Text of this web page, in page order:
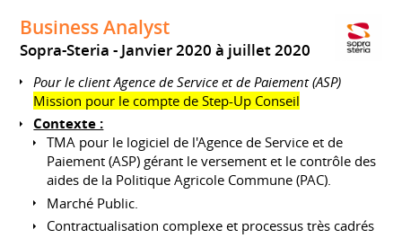
Business Analyst
Sopra-Steria Janvier 2020 à juillet 2020
Pour le client Agence de Service et de Paiement (ASP)
Mission pour le compte de Step-Up Conseil
Contexte :
TMA pour le logiciel de l'Agence de Service et de
Paiement (ASP) gérant le versement et le contrôle des
aides de la Politique Agricole Commune (PAC).
Marché Public.
Contractualisation complexe et processus très cadrés